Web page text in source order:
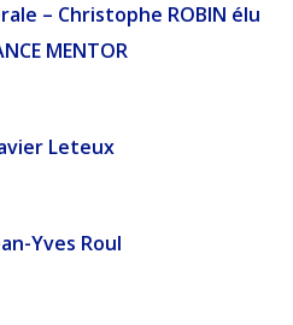
– Christophe ROBIN élu
MENTOR
Leteux
Yves Roul